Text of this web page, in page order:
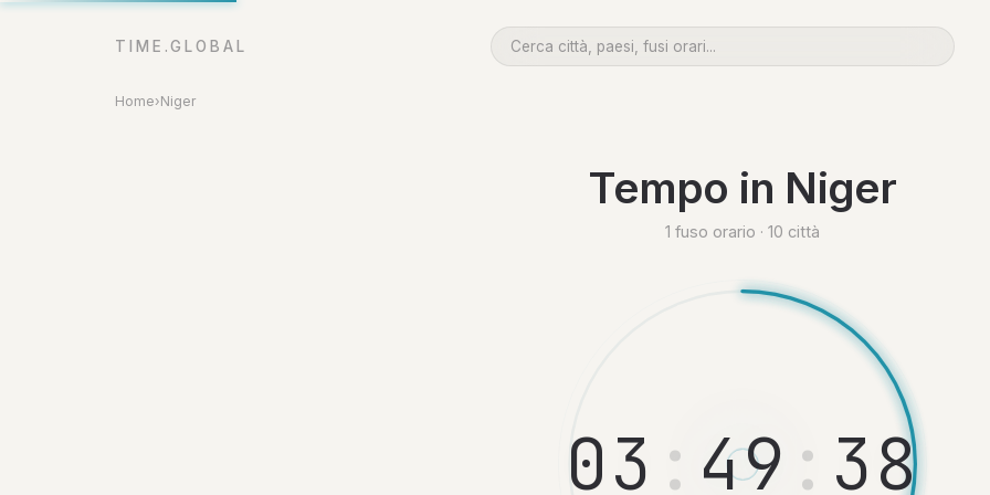
TIME.GLOBAL
Home›Niger
Tempo in Niger
1 fuso orario · 10 città
03 : 49 : 3 9